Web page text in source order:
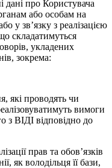
про Користувача
або особам на
у зв’язку з реалізацією
складатимуться
укладених
зокрема:
які проводять чи
вимоги
з ВІДІ відповідно до
прав та обов’язків
як володільця її бази,